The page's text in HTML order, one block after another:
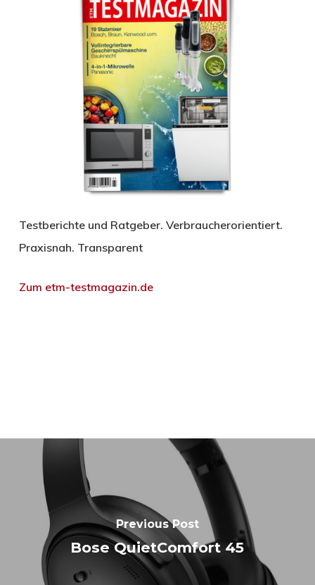
Testberichte und Ratgeber. Verbraucherorientiert.
Praxisnah. Transparent
Zum etm-testmagazin.de
Previous Post
Bose QuietComfort 45